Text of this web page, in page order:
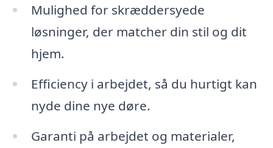
Mulighed for skræddersyede
løsninger, der matcher din stil og dit
hjem.
Efficiency i arbejdet, så du hurtigt kan
nyde dine nye døre.
Garanti på arbejdet og materialer,